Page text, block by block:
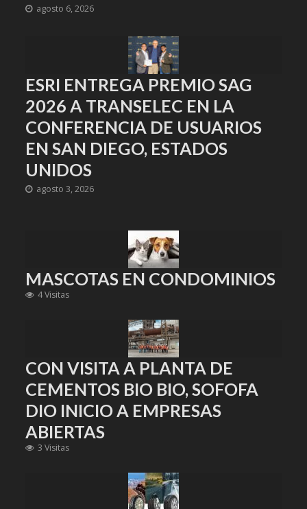
agosto 6, 2026
ESRI ENTREGA PREMIO SAG
2026 A TRANSELEC EN LA
CONFERENCIA DE USUARIOS
EN SAN DIEGO, ESTADOS
UNIDOS
agosto 3, 2026
MASCOTAS EN CONDOMINIOS
4 Visitas
CON VISITA A PLANTA DE
CEMENTOS BIO BIO, SOFOFA
DIO INICIO A EMPRESAS
ABIERTAS
3 Visitas